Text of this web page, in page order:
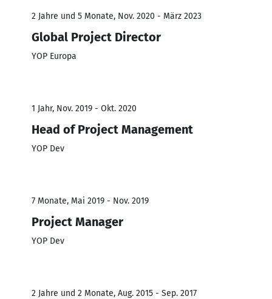
2 Jahre und 5 Monate, Nov. 2020 - März 2023
Global Project Director
YOP Europa
1 Jahr, Nov. 2019 - Okt. 2020
Head of Project Management
YOP Dev
7 Monate, Mai 2019 - Nov. 2019
Project Manager
YOP Dev
2 Jahre und 2 Monate, Aug. 2015 - Sep. 2017